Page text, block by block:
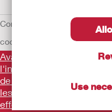
Use
Conditions d'utilisation
cookies
UE Avis au
Avant d'utiliser les
l'intégralité des
de chaque produit pour
les contre-indications,
effets indésirables et le